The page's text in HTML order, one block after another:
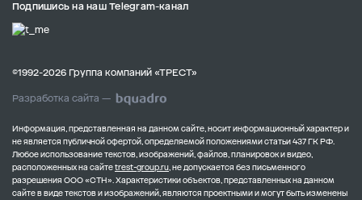
Подпишись на наш Telegram-канал
©1992-2026 Группа компаний «ТРЕСТ»
Разработка сайта —
Информация, представленная на данном сайте, носит информационный характер и
не является публичной офертой, определяемой положениями статьи 437 ГК РФ.
Любое использование текстов, изображений, файлов, планировок и видео,
расположенных на сайтеtrest-group.ru, не допускается без письменного
разрешения ООО «СТН».Характеристики объектов, представленных на данном
сайте в виде текстов и изображений, являются проектными и могут быть изменены